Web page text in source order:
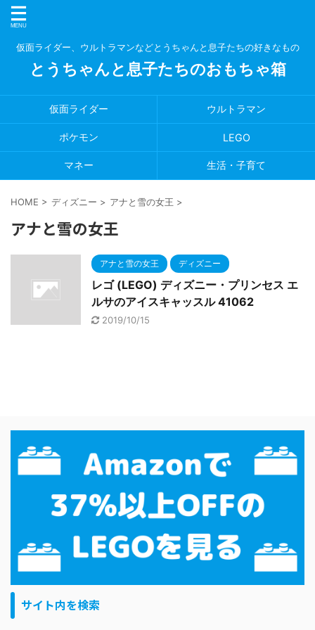
仮面ライダー、ウルトラマンなどとうちゃんと息子たちの好きなもの
とうちゃんと息子たちのおもちゃ箱
仮面ライダー ウルトラマン
ポケモン LEGO
マネー 生活・子育て
HOME > ディズニー > アナと雪の女王 >
アナと雪の女王
アナと雪の女王 ディズニー
レゴ (LEGO) ディズニー・プリンセス エ
ルサのアイスキャッスル 41062
2019/10/15
サイト内を検索